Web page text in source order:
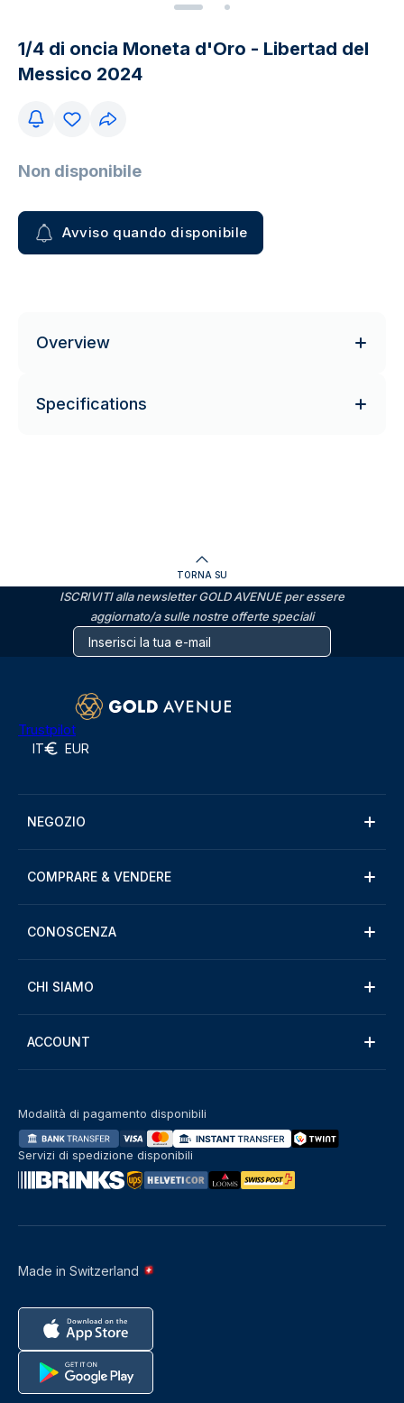
1/4 di oncia Moneta d'Oro - Libertad del
Messico 2024
Non disponibile
Avviso quando disponibile
Overview
Specifications
TORNA SU
ISCRIVITI alla newsletter GOLD AVENUE per essere
aggiornato/a sulle nostre offerte speciali
Trustpilot
IT EUR
NEGOZIO
COMPRARE & VENDERE
CONOSCENZA
CHI SIAMO
ACCOUNT
Made in Switzerland
Modalità di pagamento disponibili
Servizi di spedizione disponibili